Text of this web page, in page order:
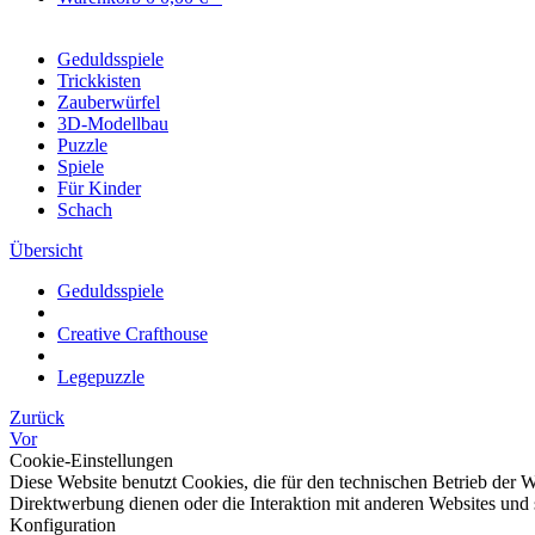
Geduldsspiele
Trickkisten
Zauberwürfel
3D-Modellbau
Puzzle
Spiele
Für Kinder
Schach
Übersicht
Geduldsspiele
Creative Crafthouse
Legepuzzle
Zurück
Vor
Cookie-Einstellungen
Diese Website benutzt Cookies, die für den technischen Betrieb der
Direktwerbung dienen oder die Interaktion mit anderen Websites
Konfiguration